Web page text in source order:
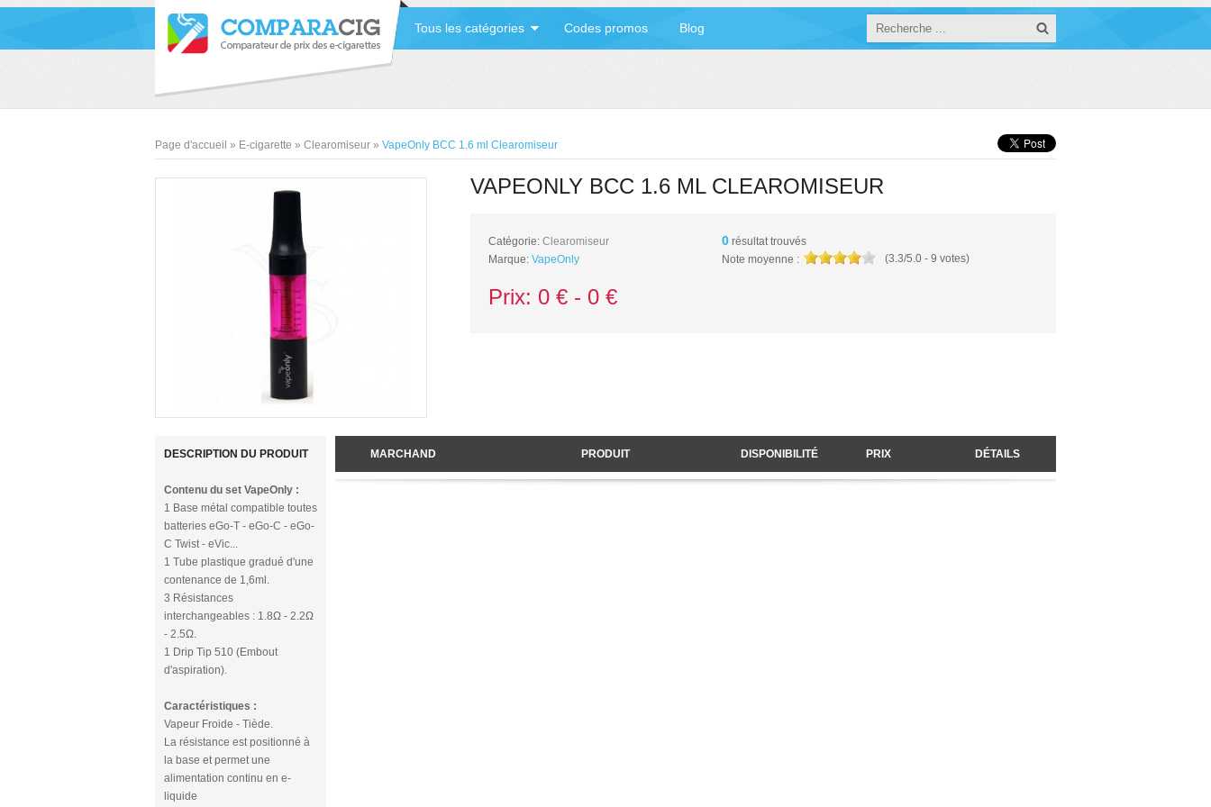
Tous les catégories Codes promos Blog
Page d'accueil » E-cigarette » Clearomiseur » VapeOnly BCC 1.6 ml Clearomiseur
VAPEONLY BCC 1.6 ML CLEAROMISEUR
Catégorie: Clearomiseur
Marque: VapeOnly
0 résultat trouvés
Note moyenne :
(3.3/5.0 - 9 votes)
Prix: 0 € - 0 €
MARCHAND PRODUIT DISPONIBILITÉ PRIX DÉTAILS
DESCRIPTION DU PRODUIT
Contenu du set VapeOnly :
1 Base métal compatible toutes
batteries eGo-T - eGo-C - eGo-
C Twist - eVic...
1 Tube plastique gradué d'une
contenance de 1,6ml.
3 Résistances
interchangeables : 1.8Ω - 2.2Ω
- 2.5Ω.
1 Drip Tip 510 (Embout
d'aspiration).
Caractéristiques :
Vapeur Froide - Tiède.
La résistance est positionné à
la base et permet une
alimentation continu en e-
liquide